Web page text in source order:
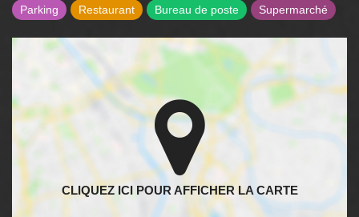
Parking Restaurant Bureau de poste Supermarché